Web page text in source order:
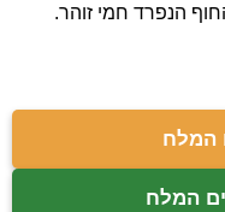
הנפרד חמי זוהר.
המלח
המלח